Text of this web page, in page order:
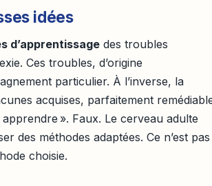
idées
d’apprentissage des troubles
Ces troubles, d’origine
particulier. À l’inverse, la
acquises, parfaitement
». Faux. Le cerveau adulte
des méthodes adaptées. Ce n’est pas
choisie.